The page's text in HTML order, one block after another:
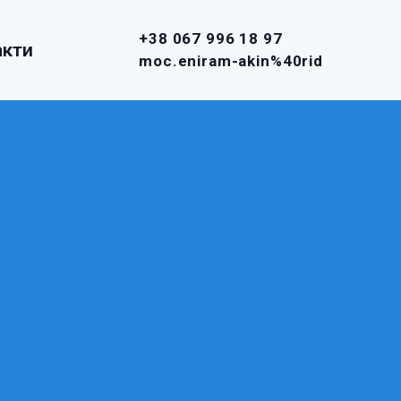
+38 067 996 18 97
moc.eniram-akin%40rid